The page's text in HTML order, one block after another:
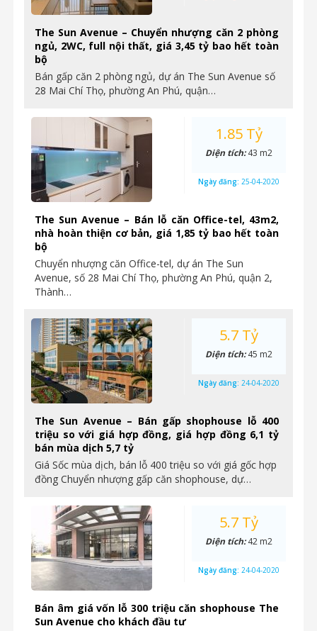
The Sun Avenue – Chuyển nhượng căn 2 phòng
ngủ, 2WC, full nội thất, giá 3,45 tỷ bao hết toàn
bộ
Bán gấp căn 2 phòng ngủ, dự án The Sun Avenue số
28 Mai Chí Thọ, phường An Phú, quận…
The Sun Avenue – Bán lỗ căn Office-tel, 43m2,
nhà hoàn thiện cơ bản, giá 1,85 tỷ bao hết toàn
bộ
Chuyển nhượng căn Office-tel, dự án The Sun
Avenue, số 28 Mai Chí Thọ, phường An Phú, quận 2,
Thành…
1.85 Tỷ
Diện tích:43 m2
Ngày đăng: 25-04-2020
The Sun Avenue – Bán gấp shophouse lỗ 400
triệu so với giá hợp đồng, giá hợp đồng 6,1 tỷ
bán mùa dịch 5,7 tỷ
Giá Sốc mùa dịch, bán lỗ 400 triệu so với giá gốc hợp
đồng Chuyển nhượng gấp căn shophouse, dự…
5.7 Tỷ
Diện tích:45 m2
Ngày đăng: 24-04-2020
Bán âm giá vốn lỗ 300 triệu căn shophouse The
Sun Avenue cho khách đầu tư
5.7 Tỷ
Diện tích:42 m2
Ngày đăng: 24-04-2020